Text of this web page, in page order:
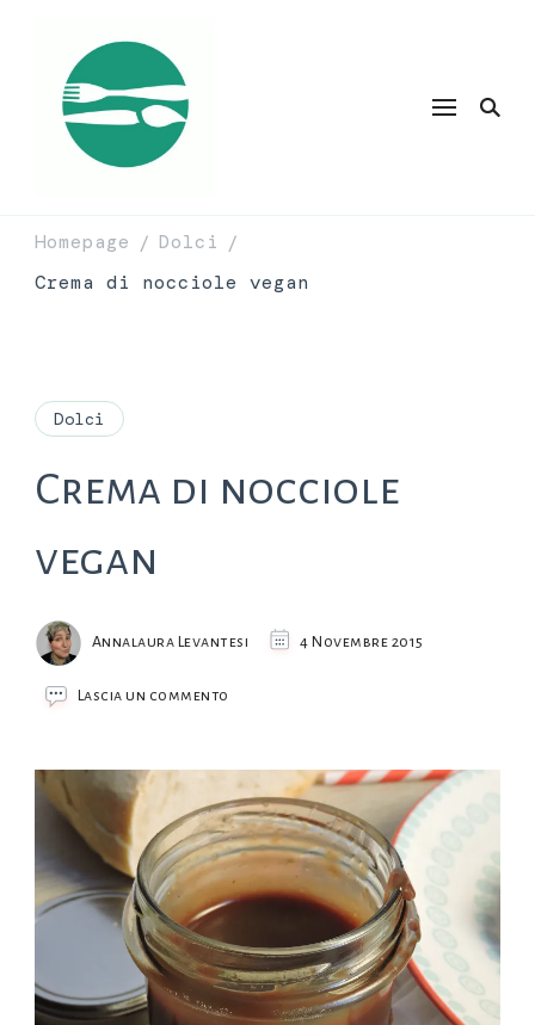
Homepage / Dolci /
Crema di nocciole vegan
Dolci
Crema di nocciole
vegan
Annalaura Levantesi 4 Novembre 2015
Lascia un commento
nocciole
vegan